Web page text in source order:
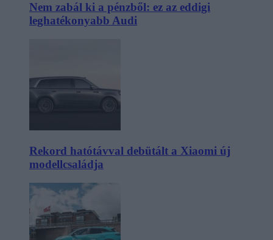
Nem zabál ki a pénzből: ez az eddigi
leghatékonyabb Audi
Rekord hatótávval debütált a Xiaomi új
modellcsaládja